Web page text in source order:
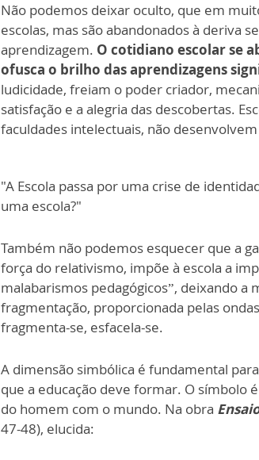
Não podemos deixar oculto, que em
escolas, mas são abandonados à deriva
aprendizagem. O cotidiano escolar se
ofusca o brilho das aprendizagens
ludicidade, freiam o poder criador,
satisfação e a alegria das descobertas.
faculdades intelectuais, não
"A Escola passa por uma crise de
uma escola?"
Também não podemos esquecer que a
força do relativismo, impõe à escola a
malabarismos pedagógicos”, deixando a
fragmentação, proporcionada pelas
fragmenta-se, esfacela-se.
A dimensão simbólica é fundamental
que a educação deve formar. O símbolo
do homem com o mundo. Na obra
47-48), elucida: